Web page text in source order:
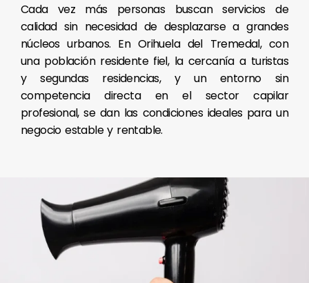
Cada vez más personas buscan servicios de
calidad sin necesidad de desplazarse a grandes
núcleos urbanos. En Orihuela del Tremedal, con
una población residente fiel, la cercanía a turistas
y segundas residencias, y un entorno sin
competencia directa en el sector capilar
profesional, se dan las condiciones ideales para un
negocio estable y rentable.